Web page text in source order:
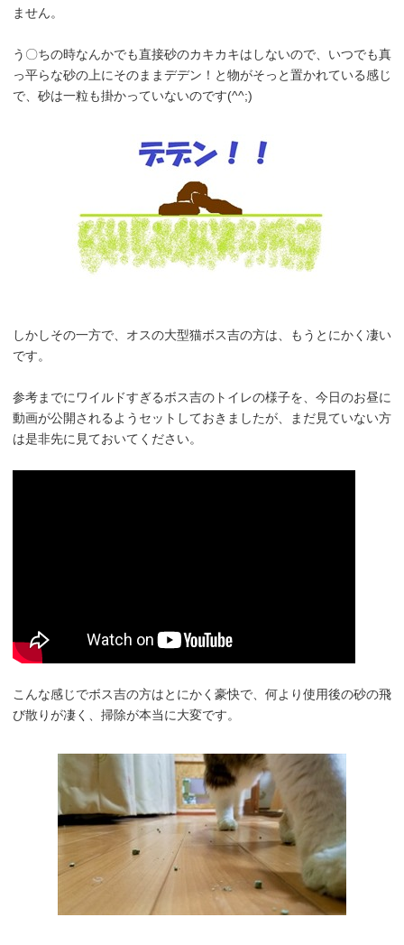
ません。
う〇ちの時なんかでも直接砂のカキカキはしないので、いつでも真
っ平らな砂の上にそのままデデン！と物がそっと置かれている感じ
で、砂は一粒も掛かっていないのです(^^;)
しかしその一方で、オスの大型猫ボス吉の方は、もうとにかく凄い
です。
参考までにワイルドすぎるボス吉のトイレの様子を、今日のお昼に
動画が公開されるようセットしておきましたが、まだ見ていない方
は是非先に見ておいてください。
こんな感じでボス吉の方はとにかく豪快で、何より使用後の砂の飛
び散りが凄く、掃除が本当に大変です。